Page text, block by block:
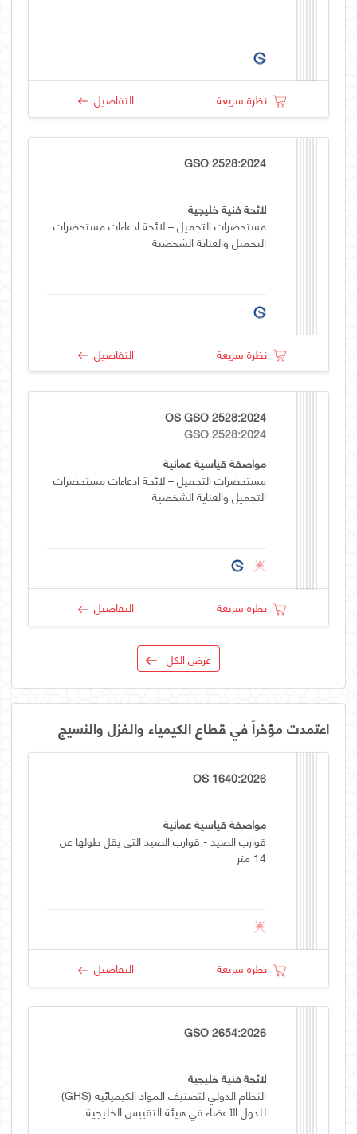
نظرة سريعة التفاصيل
GSO 2528:2024
لائحة فنية خليجية
مستحضرات التجميل – لائحة ادعاءات مستحضرات
التجميل والعناية الشخصية
نظرة سريعة التفاصيل
OS GSO 2528:2024
GSO 2528:2024
مواصفة قياسية عمانية
مستحضرات التجميل – لائحة ادعاءات مستحضرات
التجميل والعناية الشخصية
نظرة سريعة التفاصيل
عرض الكل
اعتمدت مؤخراً في قطاع الكيمياء والغزل والنسيج
OS 1640:2026
مواصفة قياسية عمانية
قوارب الصيد - قوارب الصيد التي يقل طولها عن
14 متر
نظرة سريعة التفاصيل
GSO 2654:2026
لائحة فنية خليجية
النظام الدولي لتصنيف المواد الكيميائية (GHS)
للدول الأعضاء في هيئة التقييس الخليجية